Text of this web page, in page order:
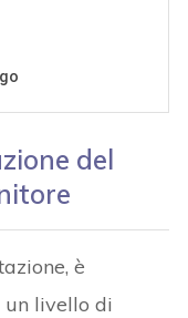
del
è
un livello di